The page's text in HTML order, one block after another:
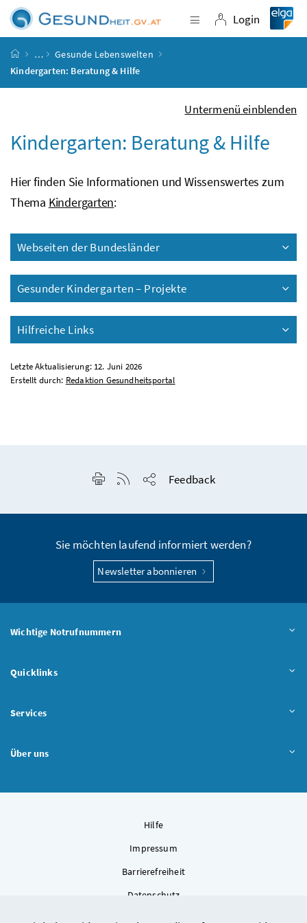
Zum Inhalt
Zum Hauptmenü
Zum Untermenü
Zur Suche
Navigation
Login
Login
Startseite
…
Gesunde Lebenswelten
Kindergarten: Beratung & Hilfe
Untermenü einblenden
Kindergarten: Beratung & Hilfe
Hier finden Sie Informationen und Wissenswertes zum
Thema Kindergarten:
Webseiten der Bundesländer
Gesunder Kindergarten – Projekte
Hilfreiche Links
Letzte Aktualisierung: 12. Juni 2026
Erstellt durch: Redaktion Gesundheitsportal
Seite drucken
RSS-Feed anzeigen
Feedback
Sie möchten laufend informiert werden?
Newsletter abonnieren
Wichtige Notrufnummern
Quicklinks
Services
Über uns
Hilfe
Impressum
Barrierefreiheit
Datenschutz